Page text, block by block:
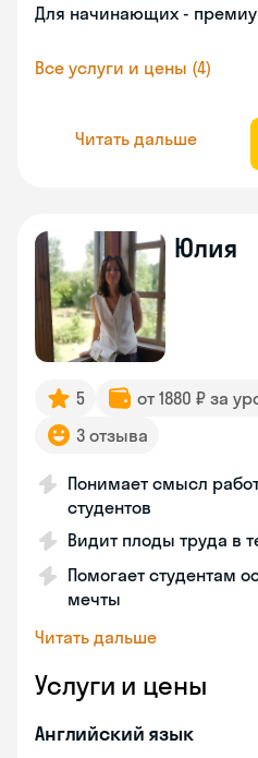
Для начинающих -
Все услуги и цены (4)
Читать дальше
Юлия
5 от 1880 ₽ за
3 отзыва
Понимает смысл
студентов
Видит плоды труда в
Помогает студентам
мечты
Читать дальше
Услуги и цены
Английский язык